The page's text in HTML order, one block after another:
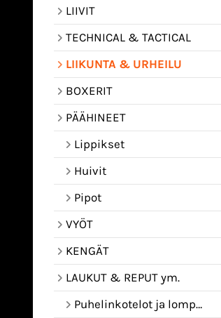
LIIVIT
TECHNICAL & TACTICAL
LIIKUNTA & URHEILU
BOXERIT
PÄÄHINEET
Lippikset
Huivit
Pipot
VYÖT
KENGÄT
LAUKUT & REPUT ym.
Puhelinkotelot ja lompakot